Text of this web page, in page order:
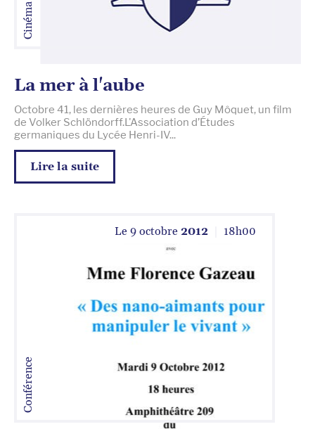
Cinéma
La mer à l'aube
Octobre 41, les dernières heures de Guy Môquet, un film
de Volker Schlöndorff.L'Association d’Études
germaniques du Lycée Henri-IV...
Lire la suite
Conférence
Le 9 octobre 2012 18h00